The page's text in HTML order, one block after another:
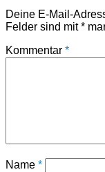
Deine E-Mail-
Felder sind mit*
Kommentar *
Name *